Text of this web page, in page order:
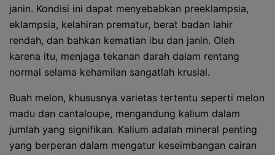
janin. Kondisi ini dapat menyebabkan preeklampsia,
eklampsia, kelahiran prematur, berat badan lahir
rendah, dan bahkan kematian ibu dan janin. Oleh
karena itu, menjaga tekanan darah dalam rentang
normal selama kehamilan sangatlah krusial.
Buah melon, khususnya varietas tertentu seperti melon
madu dan cantaloupe, mengandung kalium dalam
jumlah yang signifikan. Kalium adalah mineral penting
yang berperan dalam mengatur keseimbangan cairan